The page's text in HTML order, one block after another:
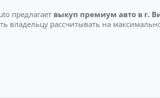
предлагает выкуп премиум автов г.
владельцу рассчитывать на